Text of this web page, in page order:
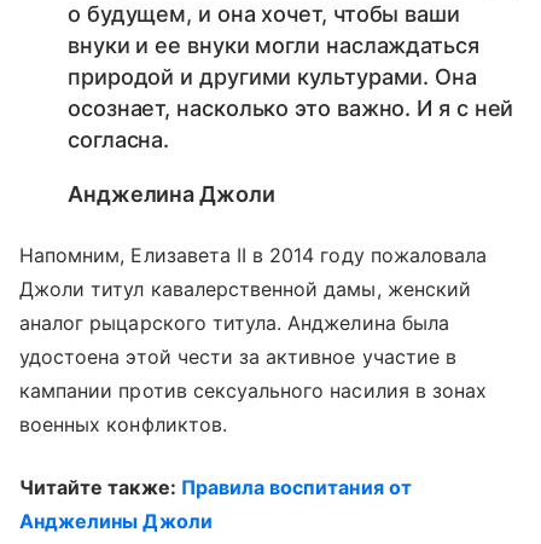
о будущем, и она хочет, чтобы ваши
внуки и ее внуки могли наслаждаться
природой и другими культурами. Она
осознает, насколько это важно. И я с ней
согласна.
Анджелина Джоли
Напомним, Елизавета II в 2014 году пожаловала
Джоли титул кавалерственной дамы, женский
аналог рыцарского титула. Анджелина была
удостоена этой чести за активное участие в
кампании против сексуального насилия в зонах
военных конфликтов.
Читайте также: Правила воспитания от
Анджелины Джоли